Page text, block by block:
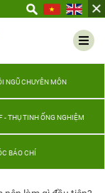
NGŨ CHUYÊN MÔN
- THỤ TINH ỐNG NGHIỆM
BÁO CHÍ